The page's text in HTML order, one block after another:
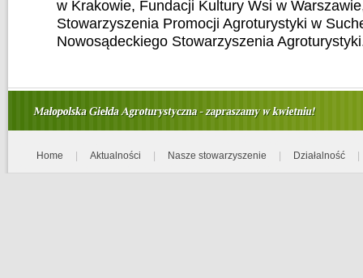
w Krakowie, Fundacji Kultury Wsi w
Stowarzyszenia Promocji Agroturystyki w
Nowosądeckiego Stowarzyszenia
Home Aktualności Nasze stowarzyszenie Działalność